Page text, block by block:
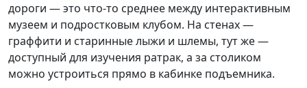
дороги — это что-то среднее между интерактивным
музеем и подростковым клубом. На стенах —
граффити и старинные лыжи и шлемы, тут же —
доступный для изучения ратрак, а за столиком
можно устроиться прямо в кабинке подъемника.